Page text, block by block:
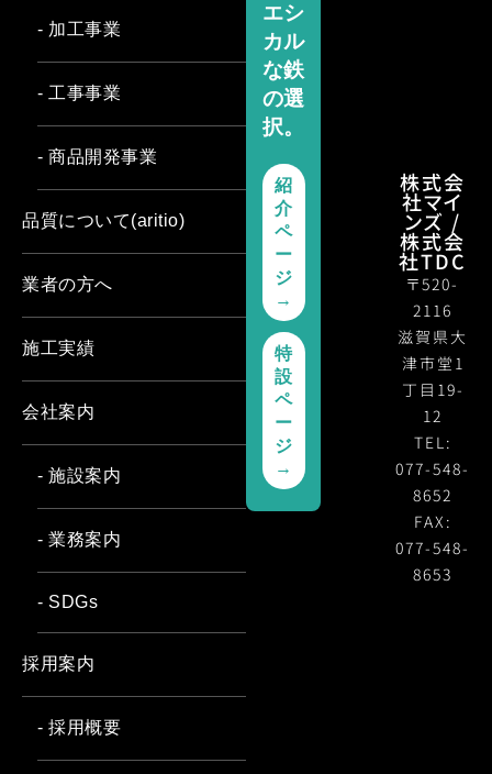
株式会
社マイ
ンズ /
株式会
社TDC
〒520-
2116
滋賀県大
津市堂1
丁目19-
12
TEL:
077-548-
8652
FAX:
077-548-
8653
エシ
カル
な鉄
の選
択。
紹
介
ペ
ー
ジ
→
特
設
ペ
ー
ジ
→
- 加工事業
- 工事事業
- 商品開発事業
品質について(aritio)
業者の方へ
施工実績
会社案内
- 施設案内
- 業務案内
- SDGs
採用案内
- 採用概要